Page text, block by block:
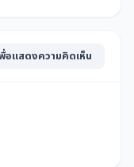
พื่อแสดงความคิดเห็น